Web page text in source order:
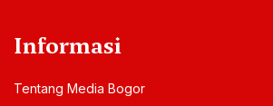
Informasi
Tentang Media Bogor